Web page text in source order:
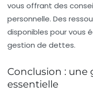
vous offrant des
personnelle. Des
disponibles pour vous
gestion de dettes.
Conclusion :
essentielle